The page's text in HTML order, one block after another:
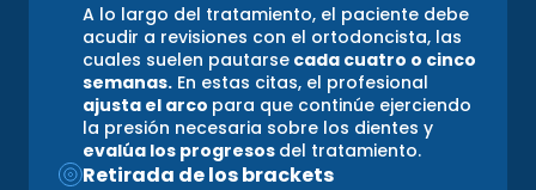
A lo largo del tratamiento, el paciente debe
acudir a revisiones con el ortodoncista, las
cuales suelen pautarse cada cuatro o cinco
semanas. En estas citas, el profesional
ajusta el arco para que continúe ejerciendo
la presión necesaria sobre los dientes y
evalúa los progresos del tratamiento.
Retirada de los brackets